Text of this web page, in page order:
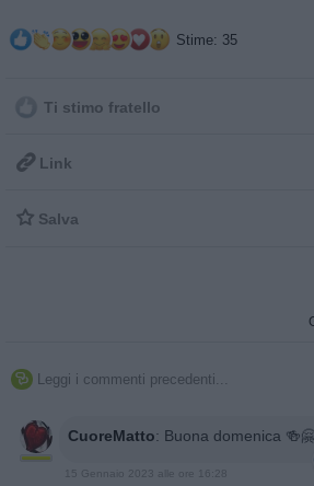
Stime: 35
Ti stimo fratello
 Link
 Salva
 Leggi i commenti precedenti...
CuoreMatto: Buona domenica
15 Gennaio 2023 alle ore 16:28